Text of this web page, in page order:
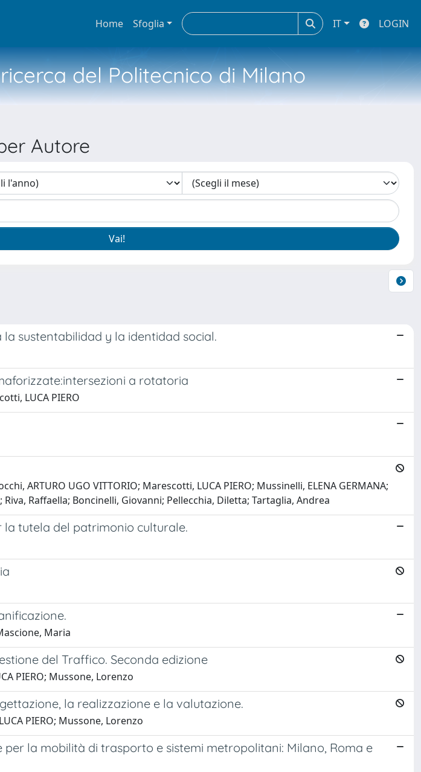
Home Sfoglia IT LOGIN
del Politecnico di Milano
Autore
sustentabilidad y la identidad social.
a rotatoria
LUCA PIERO
ARTURO UGO VITTORIO; Marescotti, LUCA PIERO; Mussinelli, ELENA GERMANA;
Raffaella; Boncinelli, Giovanni; Pellecchia, Diletta; Tartaglia, Andrea
la tutela del patrimonio culturale.
Maria
del Traffico. Seconda edizione
PIERO; Mussone, Lorenzo
la realizzazione e la valutazione.
PIERO; Mussone, Lorenzo
la mobilità di trasporto e sistemi metropolitani: Milano, Roma e